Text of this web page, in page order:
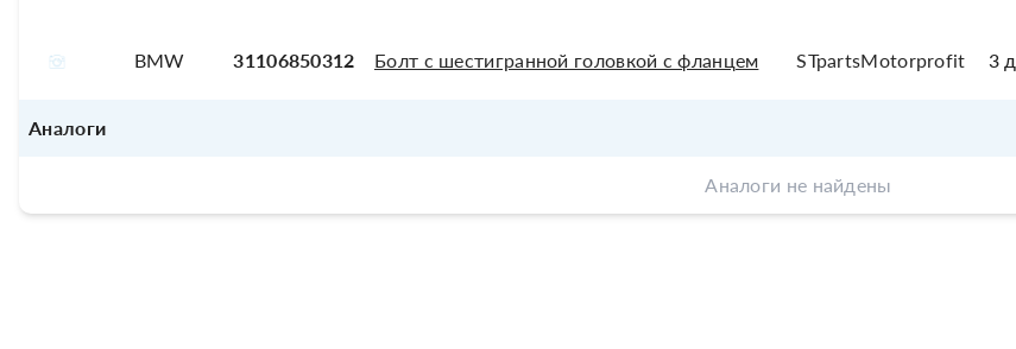
BMW 31106850312 Болт с шестигранной головкой с фланцем STpartsMotorprofit 3
Аналоги
Аналоги не найдены